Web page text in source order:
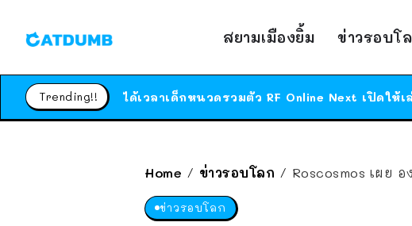
สยามเมืองยิ้ม ข่าวรอบโ
Trending!!
Home / ข่าวรอบโลก / Roscosmos เผย
ข่าวรอบโลก